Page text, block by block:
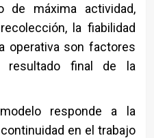
de máxima actividad,
la fiabilidad
operativa son factores
resultado final de la
responde a la
en el trabajo